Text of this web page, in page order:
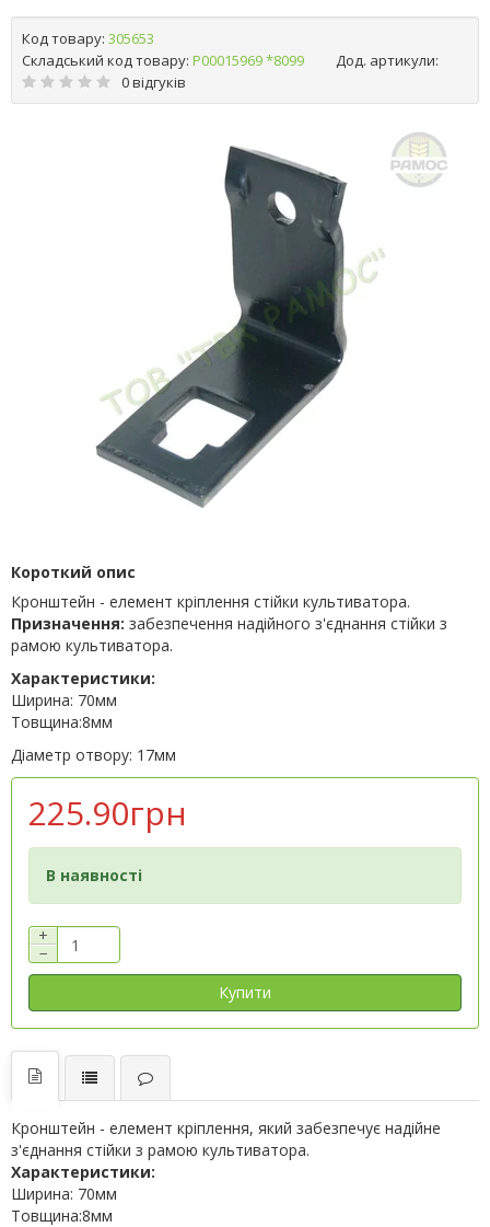
Код товару: 305653
Складський код товару: Р00015969 *8099
Дод. артикули:
0 відгуків
Короткий опис
Кронштейн - елемент кріплення стійки культиватора.
Призначення: забезпечення надійного з'єднання стійки з
рамою культиватора.
Характеристики:
Ширина: 70мм
Товщина:8мм
Діаметр отвору: 17мм
225.90грн
В наявності
+
−
Купити
Кронштейн - елемент кріплення, який забезпечує надійне
з'єднання стійки з рамою культиватора.
Характеристики:
Ширина: 70мм
Товщина:8мм